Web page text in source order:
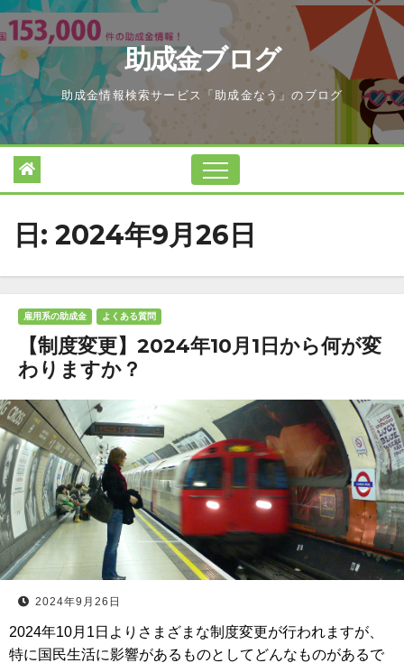
Skip
to
content
助成金ブログ
助成金情報検索サービス「助成金なう」のブログ
日: 2024年9月26日
雇用系の助成金 よくある質問
【制度変更】2024年10月1日から何が変
わりますか？
2024年9月26日
2024年10月1日よりさまざまな制度変更が行われますが、
特に国民生活に影響があるものとしてどんなものがあるで